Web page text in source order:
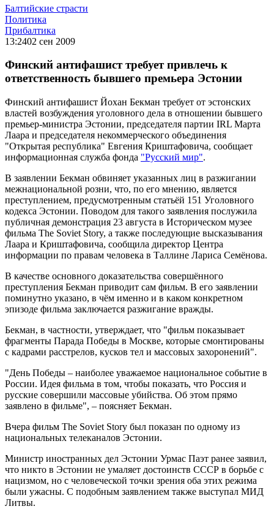
Балтийские страсти
Политика
Прибалтика
13:2402 сен 2009
Финский антифашист требует привлечь к
ответственность бывшего премьера Эстонии
Финский антифашист Йохан Бекман требует от эстонских
властей возбуждения уголовного дела в отношении бывшего
премьер-министра Эстонии, председателя партии IRL Марта
Лаара и председателя некоммерческого объединения
"Открытая республика" Евгения Криштафовича, сообщает
информационная служба фонда "Русский мир".
В заявлении Бекман обвиняет указанных лиц в разжигании
межнациональной розни, что, по его мнению, является
преступлением, предусмотренным статьёй 151 Уголовного
кодекса Эстонии. Поводом для такого заявления послужила
публичная демонстрация 23 августа в Историческом музее
фильма The Soviet Story, а также последующие высказывания
Лаара и Криштафовича, сообщила директор Центра
информации по правам человека в Таллине Лариса Семёнова.
В качестве основного доказательства совершённого
преступления Бекман приводит сам фильм. В его заявлении
поминутно указано, в чём именно и в каком конкретном
эпизоде фильма заключается разжигание вражды.
Бекман, в частности, утверждает, что "фильм показывает
фрагменты Парада Победы в Москве, которые смонтированы
с кадрами расстрелов, кусков тел и массовых захоронений".
"День Победы – наиболее уважаемое национальное событие в
России. Идея фильма в том, чтобы показать, что Россия и
русские совершили массовые убийства. Об этом прямо
заявлено в фильме", – поясняет Бекман.
Вчера фильм The Soviet Story был показан по одному из
национальных телеканалов Эстонии.
Министр иностранных дел Эстонии Урмас Паэт ранее заявил,
что никто в Эстонии не умаляет достоинств СССР в борьбе с
нацизмом, но с человеческой точки зрения оба этих режима
были ужасны. С подобным заявлением также выступал МИД
Литвы.